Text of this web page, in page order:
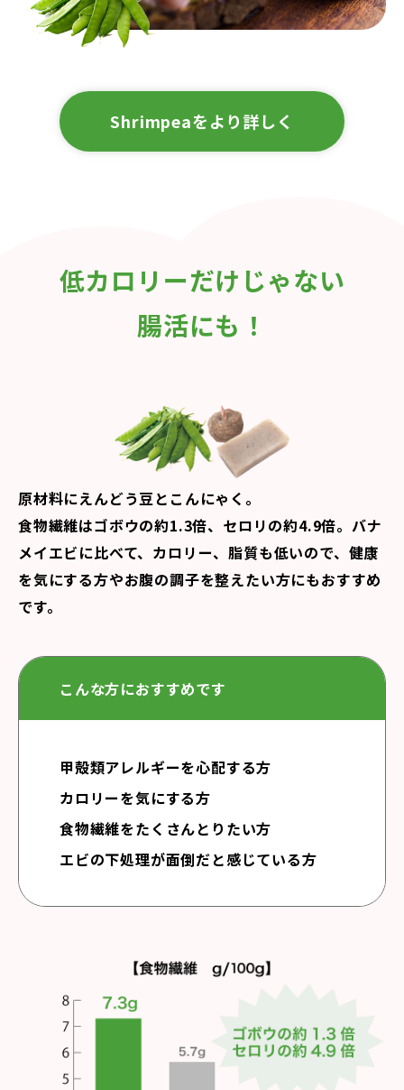
Shrimpeaをより詳しく
低カロリーだけじゃない
腸活にも！
原材料にえんどう豆とこんにゃく。
食物繊維はゴボウの約1.3倍、セロリの約4.9倍。バナ
メイエビに比べて、カロリー、脂質も低いので、健康
を気にする方やお腹の調子を整えたい方にもおすすめ
です。
こんな方におすすめです
甲殻類アレルギーを心配する方
カロリーを気にする方
食物繊維をたくさんとりたい方
エビの下処理が面倒だと感じている方